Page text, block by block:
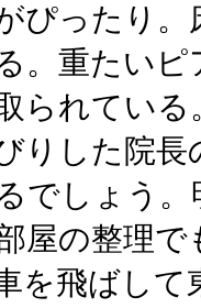
ぴったり
。重たい
られてい
りした院長
でしょう
屋の整理
を飛ばして